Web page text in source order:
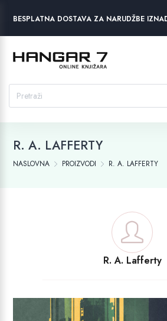
BESPLATNA DOSTAVA ZA NARUDŽBE
R. A. LAFFERTY
NASLOVNA PROIZVODI R. A. LAFFERTY
R. A. Lafferty